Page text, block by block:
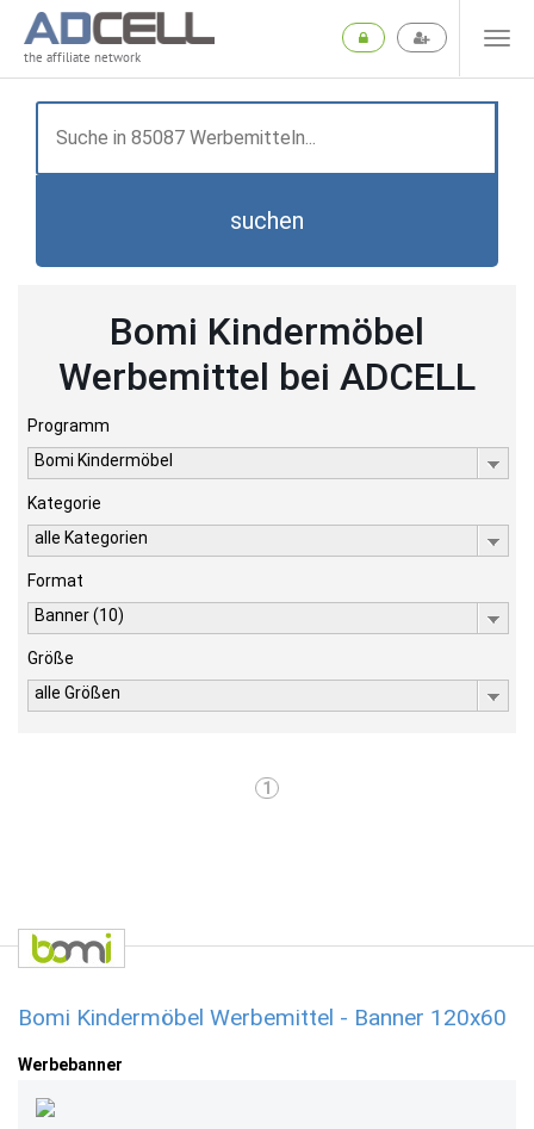
the affiliate network
suchen
Bomi Kindermöbel
Werbemittel bei ADCELL
Programm
Bomi Kindermöbel
Kategorie
alle Kategorien
Format
Banner (10)
Größe
alle Größen
1
Bomi Kindermöbel Werbemittel - Banner 120x60
Werbebanner